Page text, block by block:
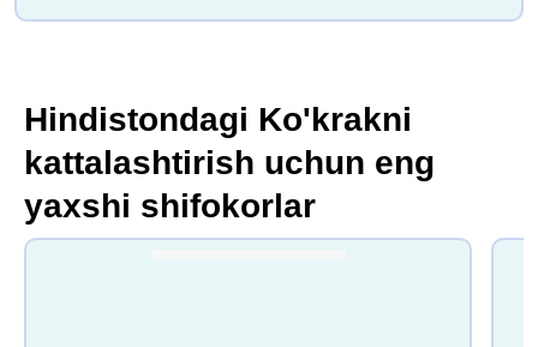
Hindistondagi Ko'krakni
kattalashtirish uchun eng
yaxshi shifokorlar